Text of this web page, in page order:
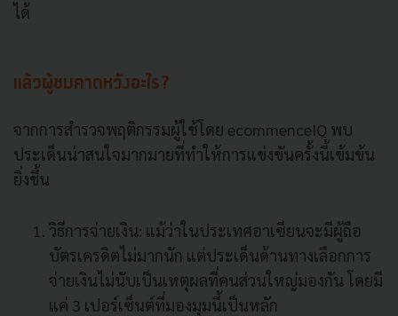
ได้
แล้วผู้ชมคาดหวังอะไร?
จากการสำรวจพฤติกรรมผู้ใช้โดย ecommenceIQ พบ
ประเด็นน่าสนใจมากมายที่ทำให้การแข่งขันครั้งนี้เข้มข้น
ยิ่งขึ้น
วิธีการจ่ายเงิน: แม้ว่าในประเทศอาเซียนจะมีผู้ถือ
บัตรเครดิตไม่มากนัก แต่ประเด็นด้านทางเลือกการ
จ่ายเงินไม่นับเป็นเหตุผลที่คนส่วนใหญ่มองกัน โดยมี
แค่ 3 เปอร์เซ็นต์ที่มองมุมนี้เป็นหลัก